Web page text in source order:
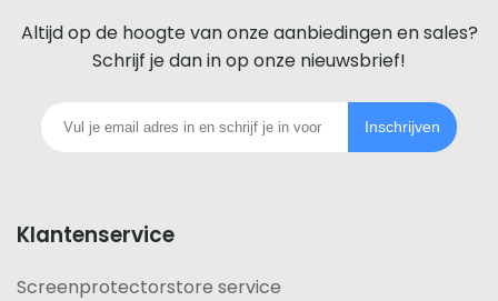
voor
iedere
telefoon
Altijd op de hoogte van onze aanbiedingen en sales?
Schrijf je dan in op onze nieuwsbrief!
Inschrijven
Klantenservice
Screenprotectorstore service